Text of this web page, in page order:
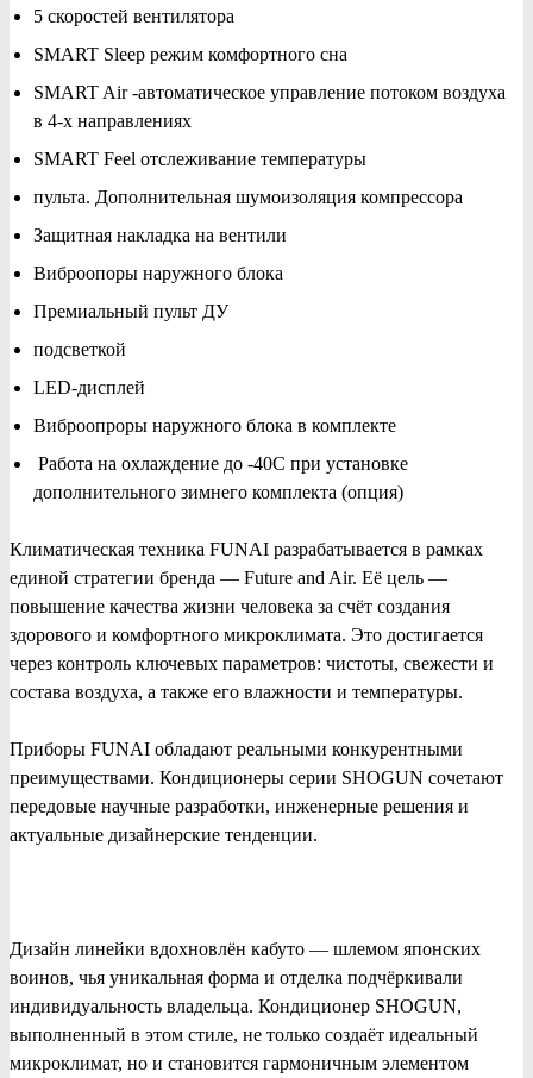
5 скоростей вентилятора
SMART Sleep режим комфортного сна
SMART Air -автоматическое управление потоком воздуха
в 4-х направлениях
SMART Feel отслеживание температуры
пульта. Дополнительная шумоизоляция компрессора
Защитная накладка на вентили
Виброопоры наружного блока
Премиальный пульт ДУ
подсветкой
LED-дисплей
Виброопроры наружного блока в комплекте
Работа на охлаждение до -40С при установке
дополнительного зимнего комплекта (опция)
Климатическая техника FUNAI разрабатывается в рамках
единой стратегии бренда — Future and Air. Её цель —
повышение качества жизни человека за счёт создания
здорового и комфортного микроклимата. Это достигается
через контроль ключевых параметров: чистоты, свежести и
состава воздуха, а также его влажности и температуры.
Приборы FUNAI обладают реальными конкурентными
преимуществами. Кондиционеры серии SHOGUN сочетают
передовые научные разработки, инженерные решения и
актуальные дизайнерские тенденции.
Дизайн линейки вдохновлён кабуто — шлемом японских
воинов, чья уникальная форма и отделка подчёркивали
индивидуальность владельца. Кондиционер SHOGUN,
выполненный в этом стиле, не только создаёт идеальный
микроклимат, но и становится гармоничным элементом